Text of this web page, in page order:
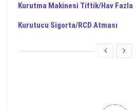
Kurutma Makinesi Tiftik/Hav Fazla
Kurutucu Sigorta/RCD Atması